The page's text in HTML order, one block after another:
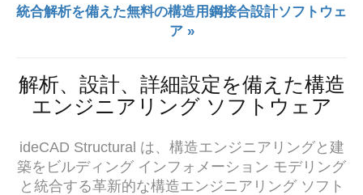
統合解析を備えた無料の構造用鋼接合設計ソフトウェ
ア »
解析、設計、詳細設定を備えた構造
エンジニアリング ソフトウェア
ideCAD Structural は、 構造エンジニアリングと 建
築をビルディング インフォメーション モデリング
と 統合する革新的な構造エンジニアリング ソフト